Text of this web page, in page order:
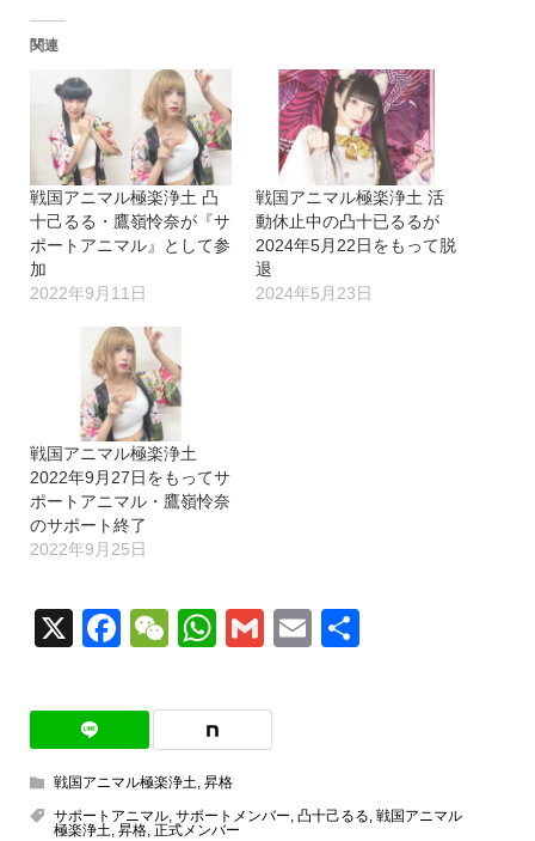
込
み
中…
関連
戦国アニマル極楽浄土 凸
十己るる・鷹嶺怜奈が『サ
ポートアニマル』として参
加
2022年9月11日
戦国アニマル極楽浄土 活
動休止中の凸十已るるが
2024年5月22日をもって脱
退
2024年5月23日
戦国アニマル極楽浄土
2022年9月27日をもってサ
ポートアニマル・鷹嶺怜奈
のサポート終了
2022年9月25日
X Facebook
WeChat
WhatsApp
GmailEmail
戦国アニマル極楽浄土, 昇格
サポートアニマル, サポートメンバー, 凸十己るる, 戦国アニマル
極楽浄土, 昇格, 正式メンバー